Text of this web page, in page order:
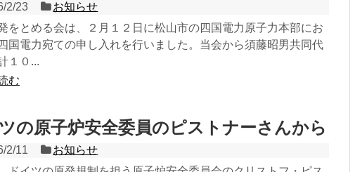
2/23
お知らせ
をとめる会は、２月１２日に松山市の四国電力原子力本部にお
国電力宛ての申し入れを行いました。当会から須藤昭男共同代
１０...
む
ツの原子炉安全委員のピストナーさんから
2/11
お知らせ